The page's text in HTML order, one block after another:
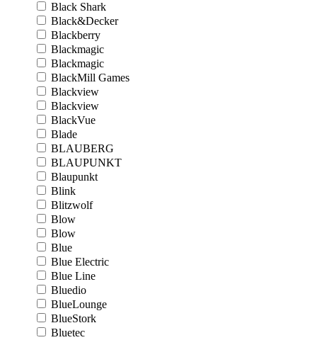
Black Shark
Black&Decker
Blackberry
Blackmagic
Blackmagic
BlackMill Games
Blackview
Blackview
BlackVue
Blade
BLAUBERG
BLAUPUNKT
Blaupunkt
Blink
Blitzwolf
Blow
Blow
Blue
Blue Electric
Blue Line
Bluedio
BlueLounge
BlueStork
Bluetec